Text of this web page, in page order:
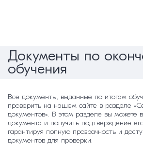
Документы по
обучения
Все документы, выданные по итогам
проверить на нашем сайте в разделе
документов». В этом разделе вы можете
документа и получить подтверждение
гарантируя полную прозрачность и
документов для проверки.